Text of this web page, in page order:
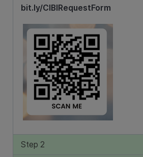
bit.ly/CIBIRequestForm
Step 2